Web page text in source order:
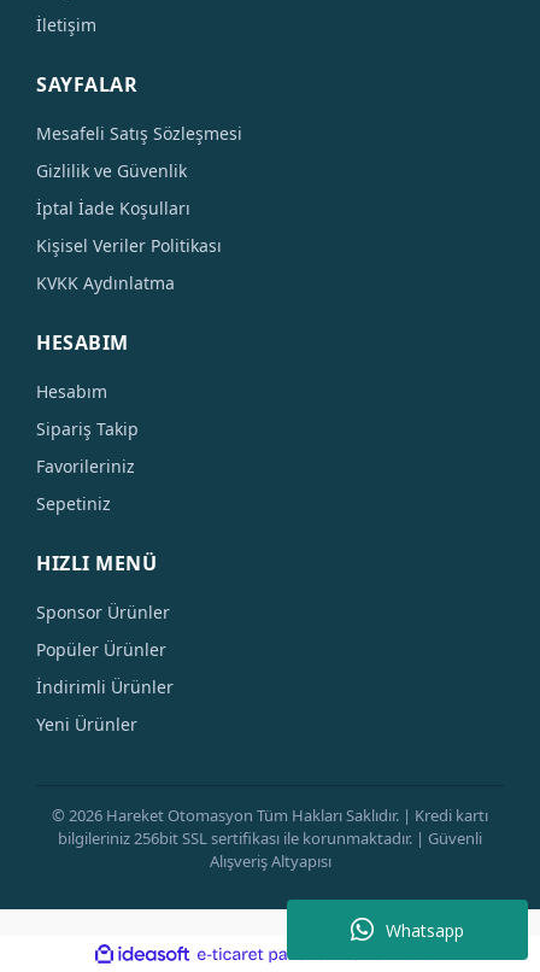
Whatsapp
İletişim
SAYFALAR
Mesafeli Satış Sözleşmesi
Gizlilik ve Güvenlik
İptal İade Koşulları
Kişisel Veriler Politikası
KVKK Aydınlatma
HESABIM
Hesabım
Sipariş Takip
Favorileriniz
Sepetiniz
HIZLI MENÜ
Sponsor Ürünler
Popüler Ürünler
İndirimli Ürünler
Yeni Ürünler
© 2026 Hareket Otomasyon Tüm Hakları Saklıdır. | Kredi kartı
bilgileriniz 256bit SSL sertifikası ile korunmaktadır. | Güvenli
Alışveriş Altyapısı
ideasoft